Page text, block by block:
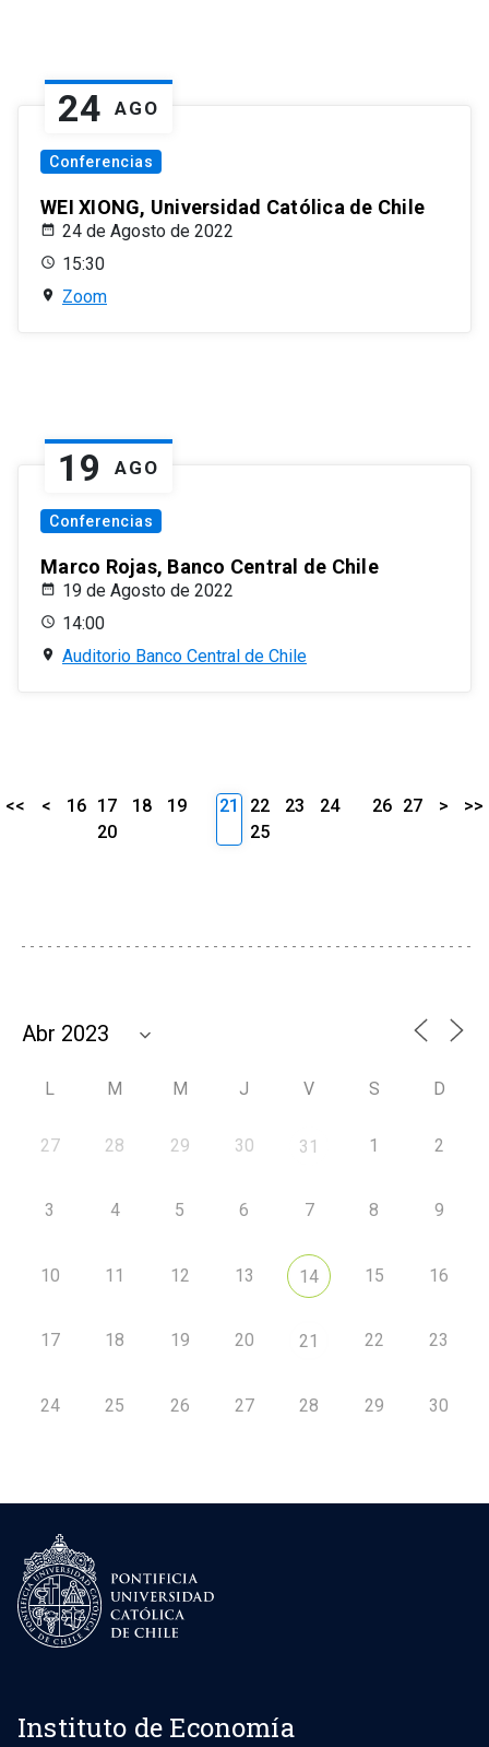
24 AGO
Conferencias
WEI XIONG, Universidad Católica de Chile
24 de Agosto de 2022
15:30
Zoom
19 AGO
Conferencias
Marco Rojas, Banco Central de Chile
19 de Agosto de 2022
14:00
Auditorio Banco Central de Chile
<< < 16 17 18
19
20
21 22 23
24
25
26 27 > >>
L M M J V S D
27 28 29 30 31 1 2
3 4 5 6 7 8 9
10 11 12 13 14 15 16
17 18 19 20 21 22 23
24 25 26 27 28 29 30
Instituto de Economía